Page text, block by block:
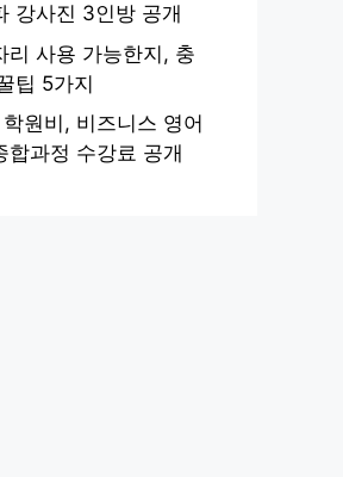
강사진 3인방 공개
리 사용 가능한지, 충
팁 5가지
원비, 비즈니스 영어
합과정 수강료 공개